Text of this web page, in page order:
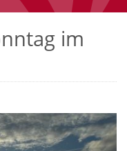
im